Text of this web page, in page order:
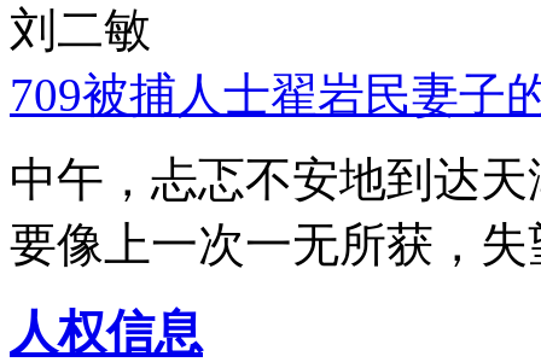
刘二敏
709被捕人士翟岩民妻子
中午，忐忑不安地到达
要像上一次一无所获，
人权信息